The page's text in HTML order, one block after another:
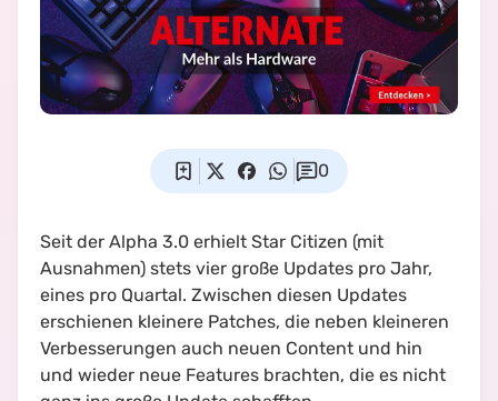
0
Seit der Alpha 3.0 erhielt Star Citizen (mit
Ausnahmen) stets vier große Updates pro Jahr,
eines pro Quartal. Zwischen diesen Updates
erschienen kleinere Patches, die neben kleineren
Verbesserungen auch neuen Content und hin
und wieder neue Features brachten, die es nicht